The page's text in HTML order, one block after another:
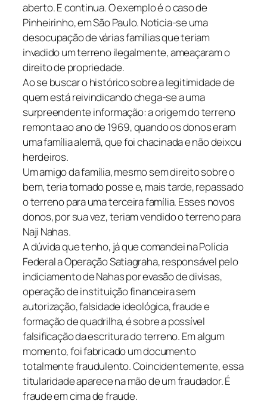
aberto. E continua. O exemplo é o caso de
Pinheirinho, em São Paulo. Noticia-se uma
desocupação de várias famílias que teriam
invadido um terreno ilegalmente, ameaçaram o
direito de propriedade.
Ao se buscar o histórico sobre a legitimidade de
quem está reivindicando chega-se a uma
surpreendente informação: a origem do terreno
remonta ao ano de 1969, quando os donos eram
uma família alemã, que foi chacinada e não deixou
herdeiros.
Um amigo da família, mesmo sem direito sobre o
bem, teria tomado posse e, mais tarde, repassado
o terreno para uma terceira família. Esses novos
donos, por sua vez, teriam vendido o terreno para
Naji Nahas.
A dúvida que tenho, já que comandei na Polícia
Federal a Operação Satiagraha, responsável pelo
indiciamento de Nahas por evasão de divisas,
operação de instituição financeira sem
autorização, falsidade ideológica, fraude e
formação de quadrilha, é sobre a possível
falsificação da escritura do terreno. Em algum
momento, foi fabricado um documento
totalmente fraudulento. Coincidentemente, essa
titularidade aparece na mão de um fraudador. É
fraude em cima de fraude.